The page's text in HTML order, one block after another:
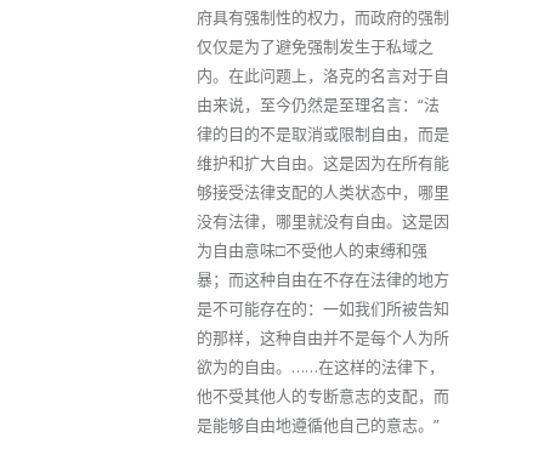
府具有强制性的权力，而政府的强制
仅仅是为了避免强制发生于私域之
内。在此问题上，洛克的名言对于自
由来说，至今仍然是至理名言：“法
律的目的不是取消或限制自由，而是
维护和扩大自由。这是因为在所有能
够接受法律支配的人类状态中，哪里
没有法律，哪里就没有自由。这是因
为自由意味□不受他人的束缚和强
暴；而这种自由在不存在法律的地方
是不可能存在的：一如我们所被告知
的那样，这种自由并不是每个人为所
欲为的自由。……在这样的法律下，
他不受其他人的专断意志的支配，而
是能够自由地遵循他自己的意志。”